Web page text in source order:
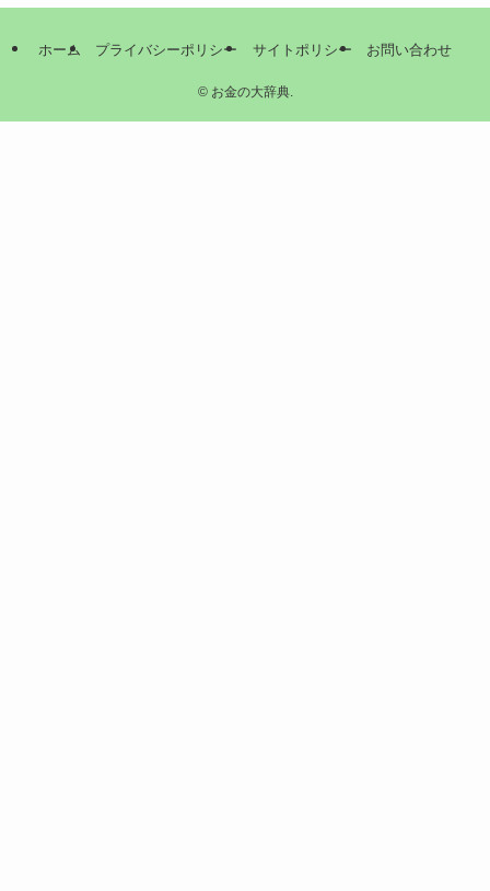
ホーム プライバシーポリシー サイトポリシー お問い合わせ
©お金の大辞典.